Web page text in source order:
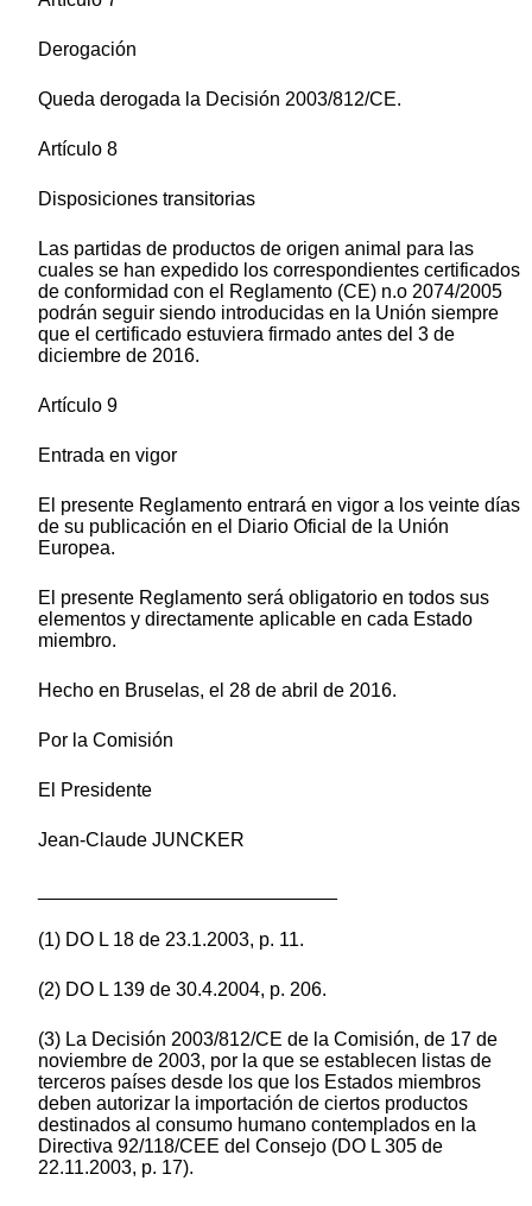
Derogación
Queda derogada la Decisión 2003/812/CE.
Artículo 8
Disposiciones transitorias
Las partidas de productos de origen animal para las
cuales se han expedido los correspondientes certificados
de conformidad con el Reglamento (CE) n.o 2074/2005
podrán seguir siendo introducidas en la Unión siempre
que el certificado estuviera firmado antes del 3 de
diciembre de 2016.
Artículo 9
Entrada en vigor
El presente Reglamento entrará en vigor a los veinte días
de su publicación en el Diario Oficial de la Unión
Europea.
El presente Reglamento será obligatorio en todos sus
elementos y directamente aplicable en cada Estado
miembro.
Hecho en Bruselas, el 28 de abril de 2016.
Por la Comisión
El Presidente
Jean-Claude JUNCKER
(1) DO L 18 de 23.1.2003, p. 11.
(2) DO L 139 de 30.4.2004, p. 206.
(3) La Decisión 2003/812/CE de la Comisión, de 17 de
noviembre de 2003, por la que se establecen listas de
terceros países desde los que los Estados miembros
deben autorizar la importación de ciertos productos
destinados al consumo humano contemplados en la
Directiva 92/118/CEE del Consejo (DO L 305 de
22.11.2003, p. 17).